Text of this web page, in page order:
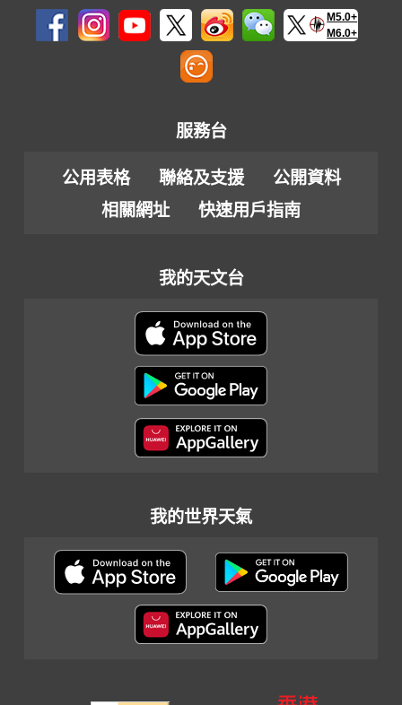
M5.0+
M6.0+
服務台
公用表格 聯絡及支援
公開資料
相關網址
快速用戶指南
我的天文台
我的世界天氣